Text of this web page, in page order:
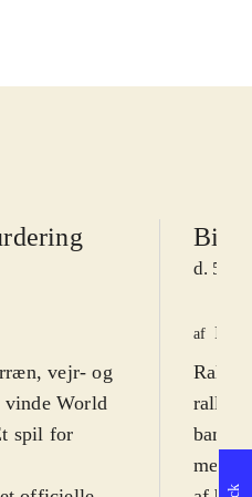
vejr- og
World
spil for
d. 5.
af
Rally-
rally-
baner